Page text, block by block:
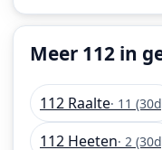
Meer 112 in
112 Raalte· 11
112 Heeten· 2